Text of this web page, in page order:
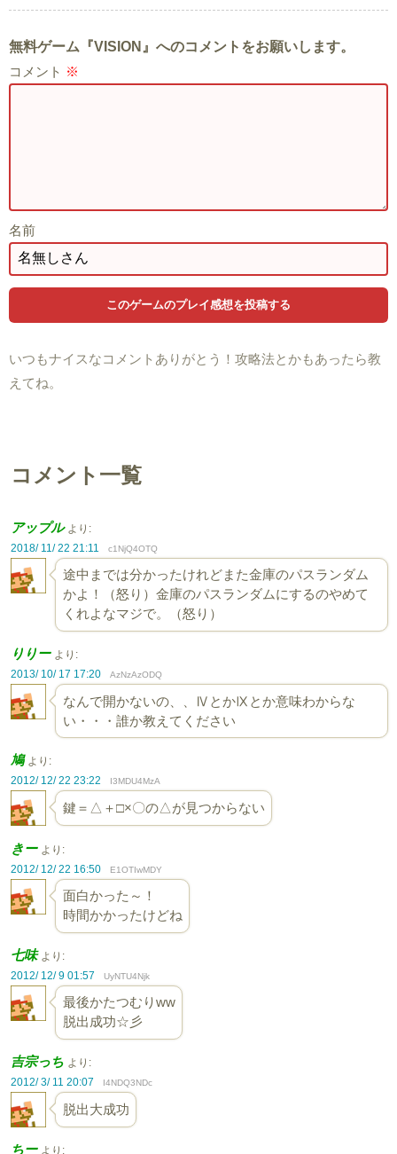
無料ゲーム『VISION』へのコメントをお願いします。
コメント ※
名前
いつもナイスなコメントありがとう！攻略法とかもあったら教
えてね。
コメント一覧
アップル より:
2018/ 11/ 22 21:11
c1NjQ4OTQ
途中までは分かったけれどまた金庫のパスランダム
かよ！（怒り）金庫のパスランダムにするのやめて
くれよなマジで。（怒り）
りりー より:
2013/ 10/ 17 17:20
AzNzAzODQ
なんで開かないの、、ⅣとかⅨとか意味わからな
い・・・誰か教えてください
鳩 より:
2012/ 12/ 22 23:22
I3MDU4MzA
鍵＝△＋□×〇の△が見つからない
きー より:
2012/ 12/ 22 16:50
E1OTIwMDY
面白かった～！
時間かかったけどね
七味 より:
2012/ 12/ 9 01:57
UyNTU4Njk
最後かたつむりww
脱出成功☆彡
吉宗っち より:
2012/ 3/ 11 20:07
I4NDQ3NDc
脱出大成功
ちー より: